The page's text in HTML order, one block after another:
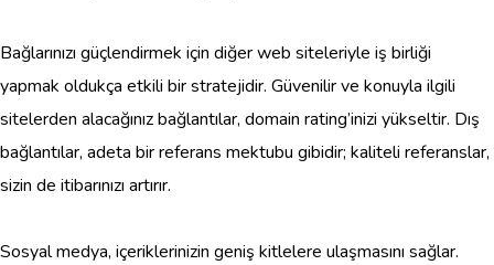
Bağlarınızı güçlendirmek için diğer web siteleriyle iş birliği
yapmak oldukça etkili bir stratejidir. Güvenilir ve konuyla ilgili
sitelerden alacağınız bağlantılar, domain rating’inizi yükseltir. Dış
bağlantılar, adeta bir referans mektubu gibidir; kaliteli referanslar,
sizin de itibarınızı artırır.
Sosyal medya, içeriklerinizin geniş kitlelere ulaşmasını sağlar.